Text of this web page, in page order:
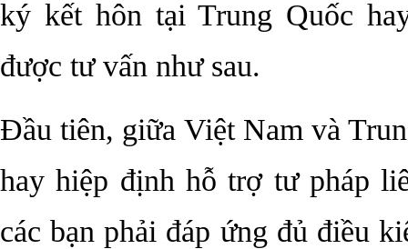
ký kết hôn tại Trung Quốc
được tư vấn như sau.
Đầu tiên, giữa Việt Nam và
hay hiệp định hỗ trợ tư pháp
các bạn phải đáp ứng đủ điều